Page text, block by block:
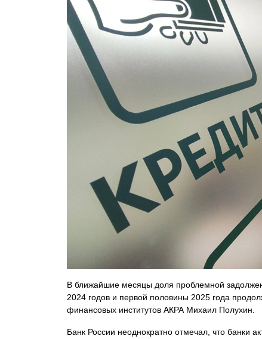
В ближайшие месяцы доля проблемной
2024 годов и первой половины 2025 года
финансовых институтов АКРА Михаил Полухин.
Банк России неоднократно отмечал, что банки